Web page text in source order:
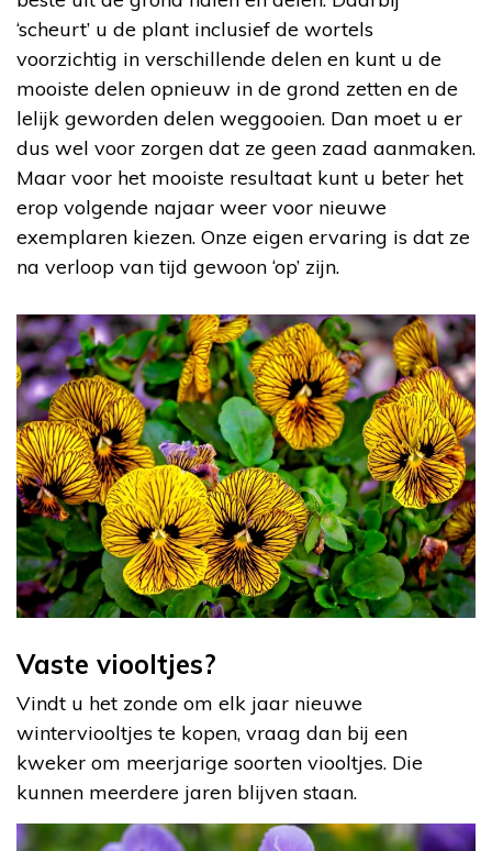
‘scheurt’ u de plant inclusief de wortels
voorzichtig in verschillende delen en kunt u de
mooiste delen opnieuw in de grond zetten en de
lelijk geworden delen weggooien. Dan moet u er
dus wel voor zorgen dat ze geen zaad aanmaken.
Maar voor het mooiste resultaat kunt u beter het
erop volgende najaar weer voor nieuwe
exemplaren kiezen. Onze eigen ervaring is dat ze
na verloop van tijd gewoon ‘op’ zijn.
Vaste viooltjes?
Vindt u het zonde om elk jaar nieuwe
winterviooltjes te kopen, vraag dan bij een
kweker om meerjarige soorten viooltjes. Die
kunnen meerdere jaren blijven staan.